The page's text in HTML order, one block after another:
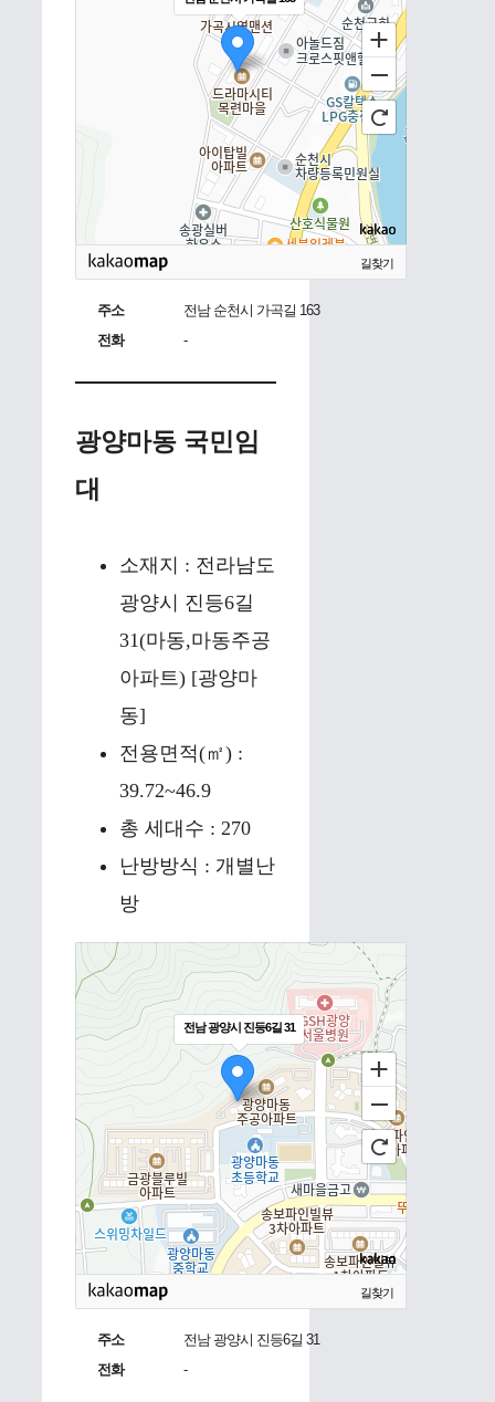
길찾기
주소
전남 순천시 가곡길 163
전화
-
광양마동 국민임
대
소재지 : 전라남도
광양시 진등6길
31(마동,마동주공
아파트) [광양마
동]
전용면적(㎡) :
39.72~46.9
총 세대수 : 270
난방방식 : 개별난
방
전남 광양시 진등6길 31
길찾기
주소
전남 광양시 진등6길 31
전화
-